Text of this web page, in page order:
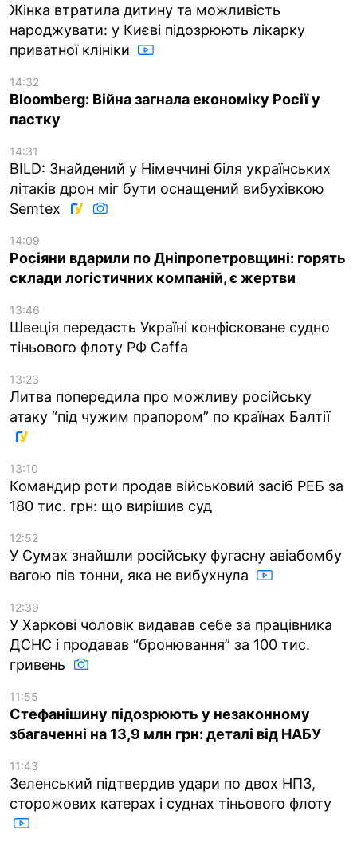
Жінка втратила дитину та можливість
народжувати: у Києві підозрюють лікарку
приватної клініки
14:32
Bloomberg: Війна загнала економіку Росії у
пастку
14:31
BILD: Знайдений у Німеччині біля українських
літаків дрон міг бути оснащений вибухівкою
Semtex
14:09
Росіяни вдарили по Дніпропетровщині: горять
склади логістичних компаній, є жертви
13:46
Швеція передасть Україні конфісковане судно
тіньового флоту РФ Caffa
13:23
Литва попередила про можливу російську
атаку “під чужим прапором” по країнах Балтії
13:10
Командир роти продав військовий засіб РЕБ за
180 тис. грн: що вирішив суд
12:52
У Сумах знайшли російську фугасну авіабомбу
вагою пів тонни, яка не вибухнула
12:39
У Харкові чоловік видавав себе за працівника
ДСНС і продавав “бронювання” за 100 тис.
гривень
11:55
Стефанішину підозрюють у незаконному
збагаченні на 13,9 млн грн: деталі від НАБУ
11:43
Зеленський підтвердив удари по двох НПЗ,
сторожових катерах і суднах тіньового флоту